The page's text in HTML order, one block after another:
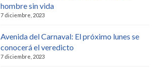
hombre sin vida
7 diciembre, 2023
Avenida del Carnaval: El próximo lunes se
conocerá el veredicto
7 diciembre, 2023